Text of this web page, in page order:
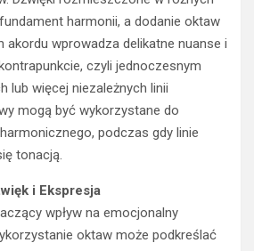
akordu wprowadza delikatne nuanse i
czyli jednoczesnym
lub więcej niezależnych linii
mogą być wykorzystane do
podczas gdy linie
tonacją.
i Ekspresja
oktaw może podkreślać
lub tworzyć efekty dramatyczne.
oktawy do wysokiej może